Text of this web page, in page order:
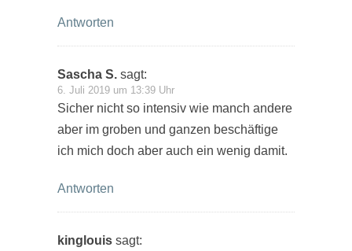
Antworten
Sascha S. sagt:
6. Juli 2019 um 13:39 Uhr
Sicher nicht so intensiv wie manch andere
aber im groben und ganzen beschäftige
ich mich doch aber auch ein wenig damit.
Antworten
kinglouis sagt: